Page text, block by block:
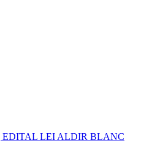
EDITAL LEI ALDIR BLANC